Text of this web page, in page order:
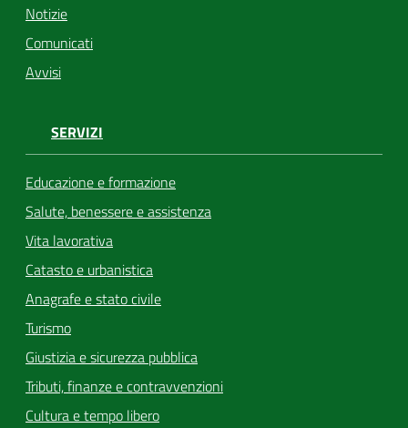
Notizie
Comunicati
Avvisi
SERVIZI
Educazione e formazione
Salute, benessere e assistenza
Vita lavorativa
Catasto e urbanistica
Anagrafe e stato civile
Turismo
Giustizia e sicurezza pubblica
Tributi, finanze e contravvenzioni
Cultura e tempo libero